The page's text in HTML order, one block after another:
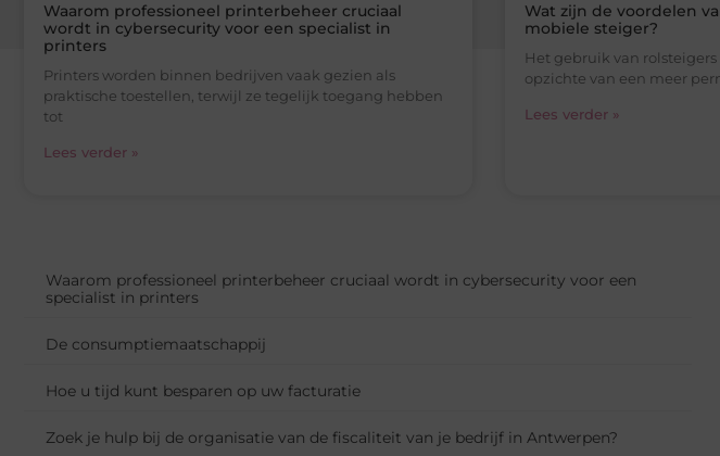
Waarom professioneel printerbeheer cruciaal
wordt in cybersecurity voor een specialist in
printers
Printers worden binnen bedrijven vaak gezien als
praktische toestellen, terwijl ze tegelijk toegang hebben
tot
Lees verder »
Wat zijn de voordelen
mobiele steiger?
Het gebruik van
opzichte van een meer
Lees verder »
Waarom professioneel printerbeheer cruciaal wordt in cybersecurity voor een
specialist in printers
De consumptiemaatschappij
Hoe u tijd kunt besparen op uw facturatie
Zoek je hulp bij de organisatie van de fiscaliteit van je bedrijf in Antwerpen?